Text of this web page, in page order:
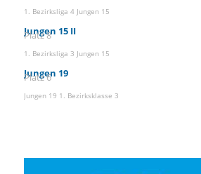
1. Bezirksliga 4 Jungen 15
Jungen 15 II
Platz 8
1. Bezirksliga 3 Jungen 15
Jungen 19
Platz 6
Jungen 19 1. Bezirksklasse 3